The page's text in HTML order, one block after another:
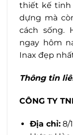
thiết kế tinh
dựng mà
cách sống.
ngay hôm
Inax đẹp
Thông tin
CÔNG TY
Địa chỉ:8/